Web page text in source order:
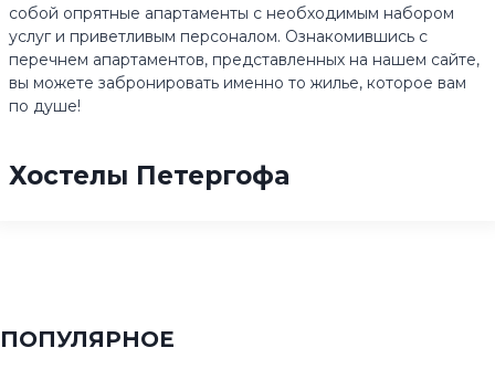
собой опрятные апартаменты с необходимым набором
услуг и приветливым персоналом. Ознакомившись с
перечнем апартаментов, представленных на нашем сайте,
вы можете забронировать именно то жилье, которое вам
по душе!
Хостелы Петергофа
ПОПУЛЯРНОЕ